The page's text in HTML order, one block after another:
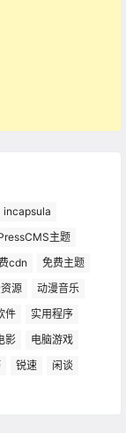
incapsula
主题
cdn
免费主题
源
动漫音乐
件
实用程序
影
电脑游戏
锐速
闲谈